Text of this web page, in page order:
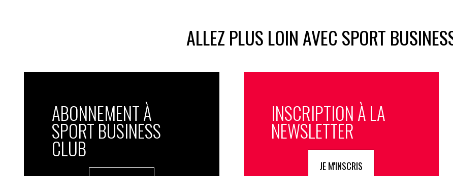
ALLEZ PLUS LOIN AVEC SPORT
ABONNEMENT À
SPORT BUSINESS
CLUB
INSCRIPTION À LA
NEWSLETTER
JE M'INSCRIS